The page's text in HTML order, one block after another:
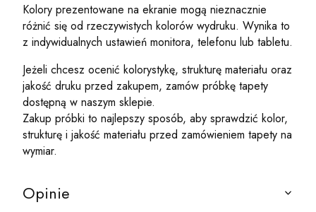
Kolory prezentowane na ekranie mogą nieznacznie
różnić się od rzeczywistych kolorów wydruku. Wynika to
z indywidualnych ustawień monitora, telefonu lub tabletu.
Jeżeli chcesz ocenić kolorystykę, strukturę materiału oraz
jakość druku przed zakupem, zamów próbkę tapety
dostępną w naszym sklepie.
Zakup próbki to najlepszy sposób, aby sprawdzić kolor,
strukturę i jakość materiału przed zamówieniem tapety na
wymiar.
Opinie